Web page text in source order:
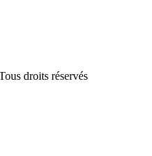
droits réservés